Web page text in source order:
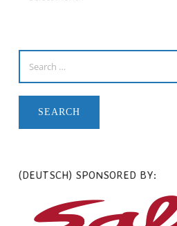
(DEUTSCH) SPONSORED BY: